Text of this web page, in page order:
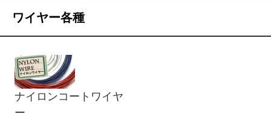
ワイヤー各種
ナイロンコートワイヤ
ー